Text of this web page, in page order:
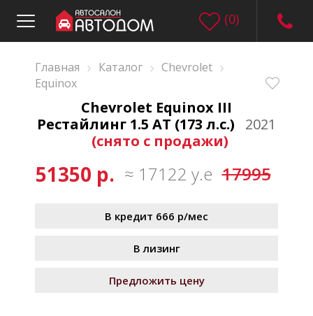
(0)
Главная › Каталог › Chevrolet ›
Equinox
Chevrolet Equinox III
Рестайлинг 1.5 AT (173 л.с.)
2021
(снято с продажи)
51350 р. ≈ 17122 у.е 17995
В кредит 666 р/мес
В лизинг
Предложить цену